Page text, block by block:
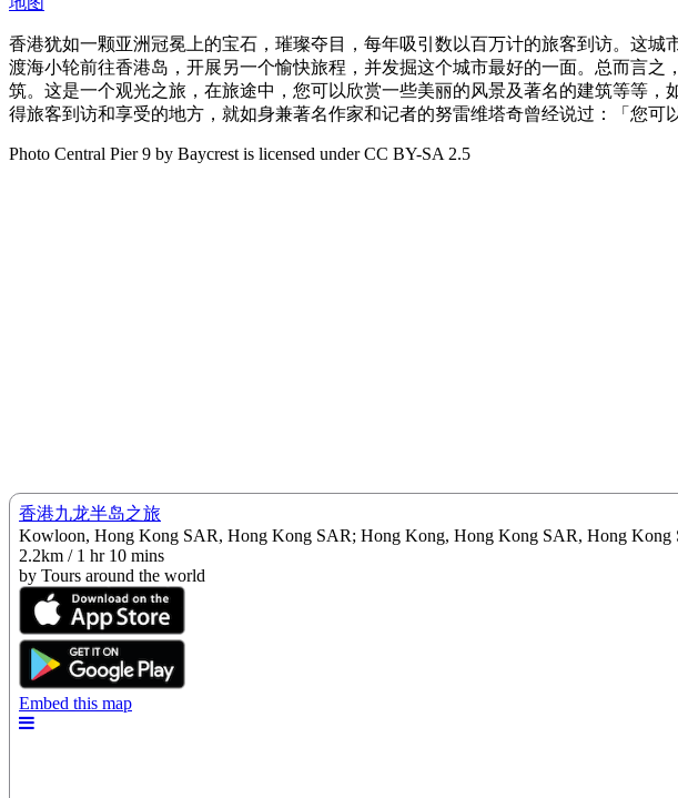
香港犹如一颗亚洲冠冕上的宝石，璀璨夺目，每年吸引数以百万计的旅客到访。这
渡海小轮前往香港岛，开展另一个愉快旅程，并发掘这个城市最好的一面。总而言
筑。这是一个观光之旅，在旅途中，您可以欣赏一些美丽的风景及著名的建筑等等
得旅客到访和享受的地方，就如身兼著名作家和记者的努雷维塔奇曾经说过：「您可
Photo Central Pier 9 by Baycrest is licensed under CC BY-SA 2.5